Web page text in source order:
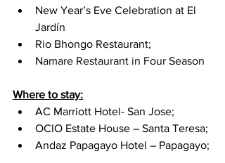
New Year’s Eve Celebration at El
Jardín
Rio Bhongo Restaurant;
Namare Restaurant in Four Season
Where to stay:
AC Marriott Hotel- San Jose;
OCIO Estate House – Santa Teresa;
Andaz Papagayo Hotel – Papagayo;